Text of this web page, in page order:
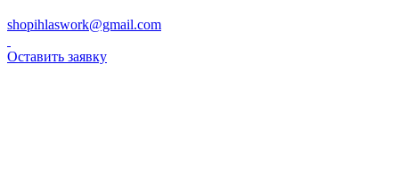
shopihlaswork@gmail.com
Оставить заявку